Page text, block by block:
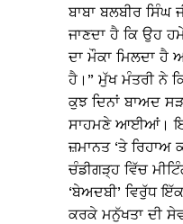
ਬਾਬਾ ਬਲਬੀਰ
ਜਾਣਦਾ ਹੈ ਕਿ ਉਹ
ਦਾ ਮੌਕਾ ਮਿਲਦਾ ਹੈ
ਹੈ।” ਮੁੱਖ ਮੰਤਰੀ ਨੇ
ਕੁਝ ਦਿਨਾਂ ਬਾਅਦ
ਸਾਹਮਣੇ ਆਈਆਂ।
ਜ਼ਮਾਨਤ ‘ਤੇ
ਚੰਡੀਗੜ੍ਹ ਵਿੱਚ
‘ਬੇਅਦਬੀ’ ਵਿਰੁੱਧ
ਕਰਕੇ ਮਨੁੱਖਤਾ ਦੀ